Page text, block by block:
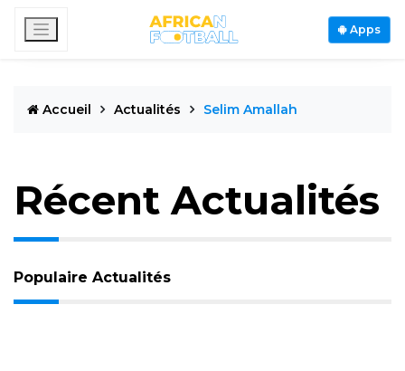
Apps
Accueil Actualités Selim Amallah
Récent Actualités
Populaire Actualités